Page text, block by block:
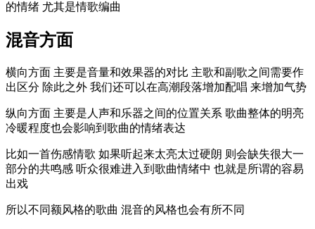
的情绪 尤其是情歌编曲
混音方面
横向方面 主要是音量和效果器的对比 主歌和副歌之间需要作
出区分 除此之外 我们还可以在高潮段落增加配唱 来增加气势
纵向方面 主要是人声和乐器之间的位置关系 歌曲整体的明亮
冷暖程度也会影响到歌曲的情绪表达
比如一首伤感情歌 如果听起来太亮太过硬朗 则会缺失很大一
部分的共鸣感 听众很难进入到歌曲情绪中 也就是所谓的容易
出戏
所以不同额风格的歌曲 混音的风格也会有所不同